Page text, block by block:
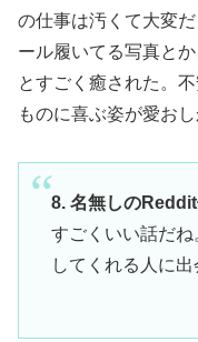
の仕事は汚くて大変
ール履いてる写真と
とすごく癒された。
ものに喜ぶ姿が愛おし
8. 名無しのReddit
すごくいい話だ
してくれる人に出